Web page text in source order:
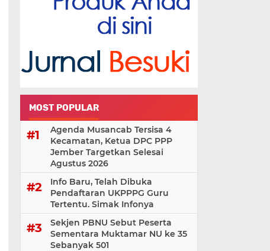
MOST POPULAR
Agenda Musancab Tersisa 4
Kecamatan, Ketua DPC PPP
Jember Targetkan Selesai
Agustus 2026
Info Baru, Telah Dibuka
Pendaftaran UKPPPG Guru
Tertentu. Simak Infonya
Sekjen PBNU Sebut Peserta
Sementara Muktamar NU ke 35
Sebanyak 501